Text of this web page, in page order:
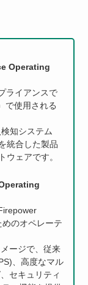
Operating
ライアンスで
で使用される
知システム
統合した製品
ウェアです。
のオペレーテ
ージで、従来
、高度なマル
セキュリティ